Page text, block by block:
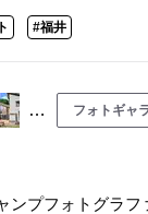
#福井
… フォトギャ
プフォトグラフ